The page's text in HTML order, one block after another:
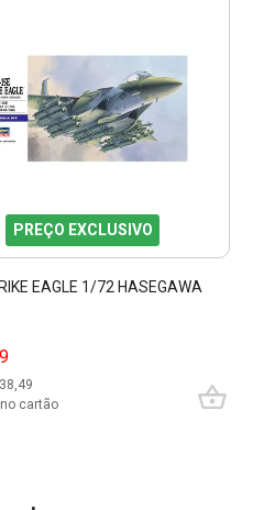
PREÇO EXCLUSIVO
EAGLE 1/72 HASEGAWA
38,49
cartão